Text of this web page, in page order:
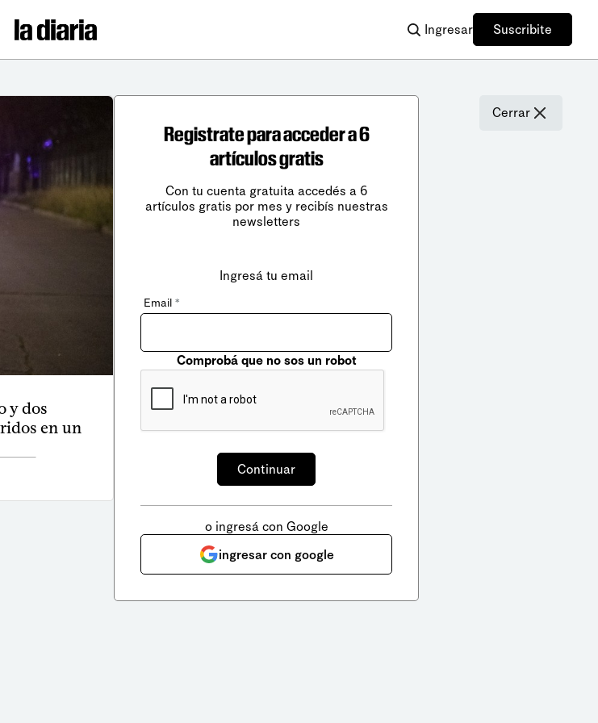
Ingresar Suscribite
y dos
en un
Cerrar
Registrate para acceder a 6
artículos gratis
Con tu cuenta gratuita accedés a 6
artículos gratis por mes y recibís nuestras
newsletters
Ingresá tu email
Email *
Comprobá que no sos un robot
o ingresá con Google
ingresar con google